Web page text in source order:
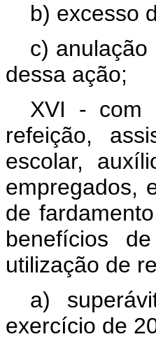
b) excesso
c)
dessa ação;
XVI - com
refeição,
escolar,
empregados,
de
benefícios
utilização de
a)
exercício de